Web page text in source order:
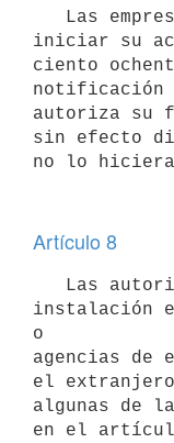
iniciar su
ciento
notificación
autoriza su
sin efecto
Artículo 8
instalación
o
agencias de
el
algunas de
en el